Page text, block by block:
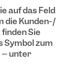
auf das Feld
die Kunden-/
Sie
Symbol zum
– unter